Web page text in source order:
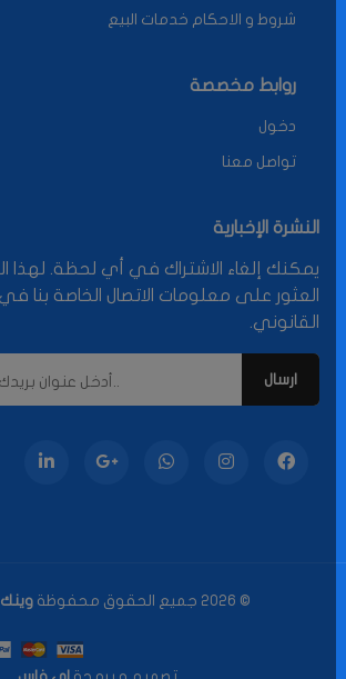
شروط و الاحكام خدمات البيع
روابط مخصصة
دخول
تواصل معنا
النشرة الإخبارية
يمكنك إلغاء الاشتراك في أي لحظة. لهذا
العثور على معلومات الاتصال الخاصة بنا في
القانوني.
© 2026 جميع الحقوق محفوظة وينك